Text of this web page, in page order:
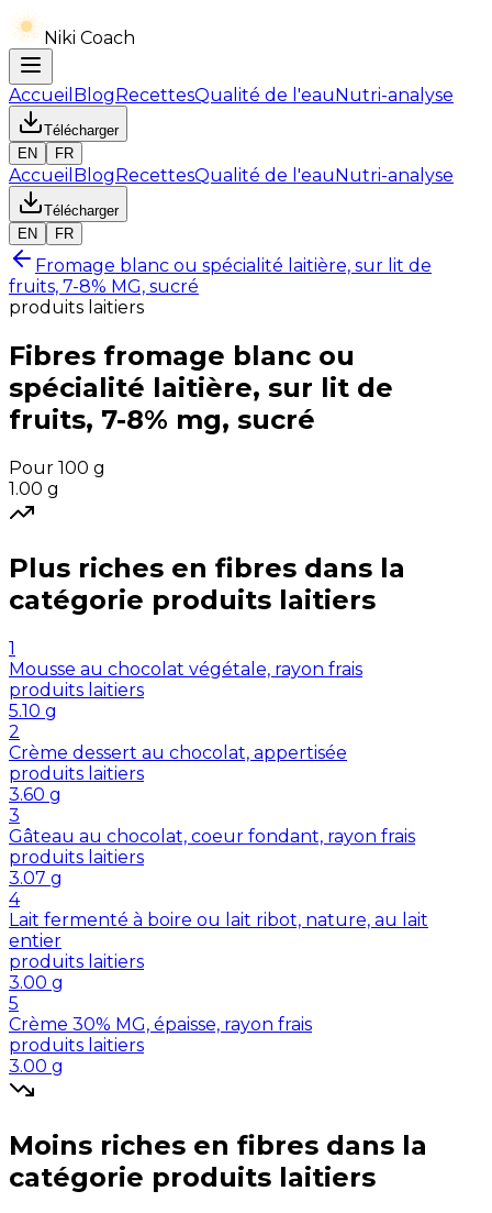
Niki Coach
Accueil BlogRecettesQualité de l'eauNutri-analyse
Télécharger
EN
FR
Accueil BlogRecettesQualité de l'eauNutri-analyse
Télécharger
EN
FR
Fromage blanc ou spécialité laitière, sur lit de
fruits, 7-8% MG, sucré
produits laitiers
Fibres fromage blanc ou
spécialité laitière, sur lit de
fruits, 7-8% mg, sucré
Pour 100 g
1.00 g
Plus riches en fibres dans la
catégorie produits laitiers
1
Mousse au chocolat végétale, rayon frais
produits laitiers
5.10 g
2
Crème dessert au chocolat, appertisée
produits laitiers
3.60 g
3
Gâteau au chocolat, coeur fondant, rayon frais
produits laitiers
3.07 g
4
Lait fermenté à boire ou lait ribot, nature, au lait
entier
produits laitiers
3.00 g
5
Crème 30% MG, épaisse, rayon frais
produits laitiers
3.00 g
Moins riches en fibres dans la
catégorie produits laitiers